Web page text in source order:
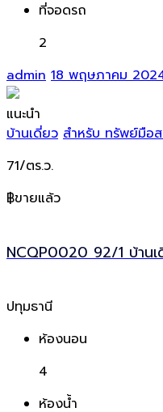
ที่จอดรถ
2
admin 18 พฤษภาคม
แนะนำ
บ้านเดี่ยว สำหรับ ทรัพย์มือ
71/ตร.ว.
฿ขายแล้ว
NCQP0020 92/1 บ้าน
ปทุมธานี
ห้องนอน
4
ห้องน้ำ